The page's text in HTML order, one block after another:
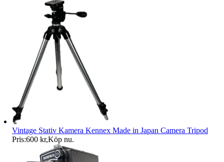
Vintage Stativ Kamera Kennex Made in Japan Camera Tripod
Pris:600 kr,Köp nu.